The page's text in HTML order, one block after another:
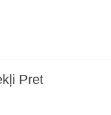
Pret